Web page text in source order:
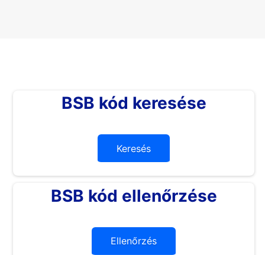
BSB kód keresése
Keresés
BSB kód ellenőrzése
Ellenőrzés